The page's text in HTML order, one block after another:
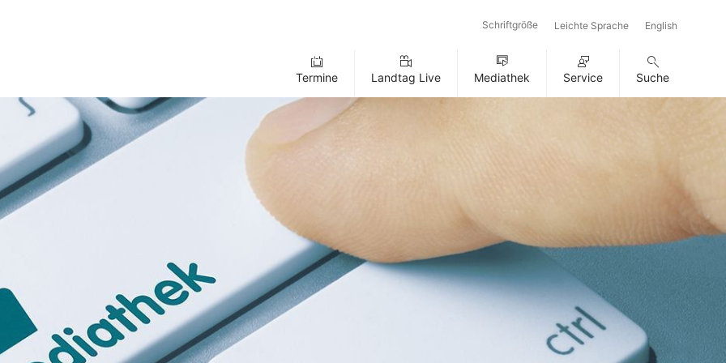
Schriftgröße Leichte Sprache English
Termine Landtag Live Mediathek Service Suche